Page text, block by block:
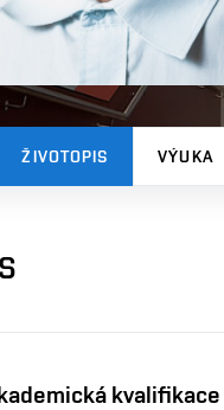
ŽIVOTOPIS VÝUKA
kvalifikace